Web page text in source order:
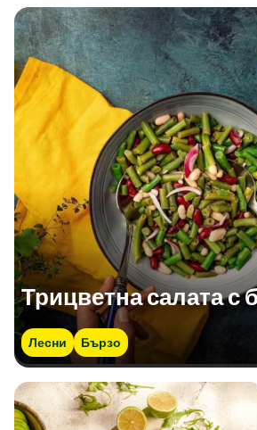
Трицветна салата с
Лесни Бързо